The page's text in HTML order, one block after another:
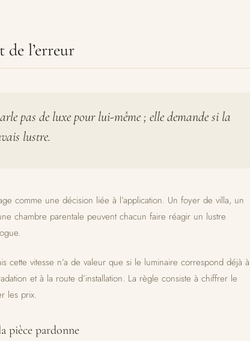
l’erreur
pas de luxe pour lui-même ; elle demande si la
lustre.
comme une décision liée à l’application. Un foyer de villa, un
chambre parentale peuvent chacun faire réagir un lustre
cette vitesse n’a de valeur que si le luminaire correspond déjà à
et à la route d’installation. La règle consiste à chiffrer le
les prix.
pièce pardonne